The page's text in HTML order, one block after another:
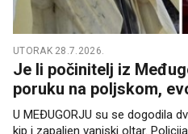
UTORAK 28.7.2026.
Je li počinitelj iz
poruku na poljskom,
U MEĐUGORJU su se dogodila
kip i zapaljen vanjski oltar.